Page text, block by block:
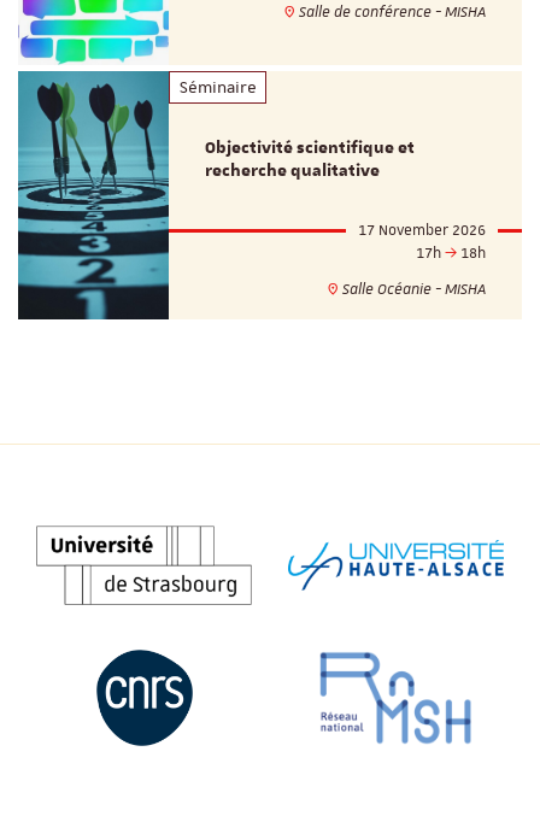
Salle de conférence - MISHA
Séminaire
Objectivité scientifique et
recherche qualitative
17 November 2026
17h
18h
Salle Océanie - MISHA